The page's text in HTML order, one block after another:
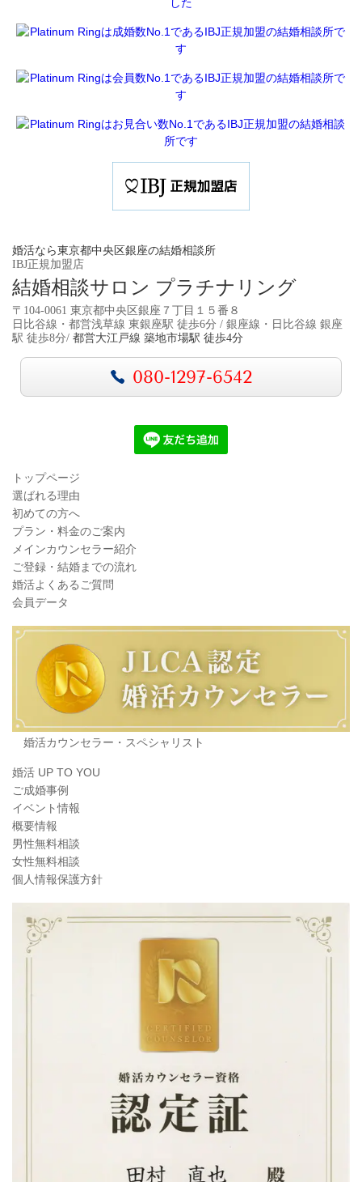
婚活なら東京都中央区銀座の結婚相談所
IBJ正規加盟店
結婚相談サロン プラチナリング
〒104-0061 東京都中央区銀座７丁目１５番８
日比谷線・都営浅草線 東銀座駅 徒歩6分 / 銀座線・日比谷線 銀座
駅 徒歩8分/ 都営大江戸線 築地市場駅 徒歩4分
080-1297-6542
トップページ
選ばれる理由
初めての方へ
プラン・料金のご案内
メインカウンセラー紹介
ご登録・結婚までの流れ
婚活よくあるご質問
会員データ
婚活カウンセラー・スペシャリスト
婚活 UP TO YOU
ご成婚事例
イベント情報
概要情報
男性無料相談
女性無料相談
個人情報保護方針